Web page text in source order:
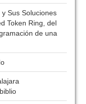
Sus Soluciones
Token Ring, del
de una